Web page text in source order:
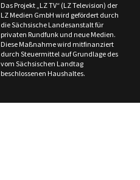
Das Projekt „LZ TV“ (LZ Television) der
LZ Medien GmbH wird gefördert durch
die Sächsische Landesanstalt für
privaten Rundfunk und neue Medien.
Diese Maßnahme wird mitfinanziert
durch Steuermittel auf Grundlage des
vom Sächsischen Landtag
beschlossenen Haushaltes.